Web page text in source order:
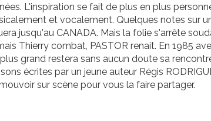
L'inspiration se fait de plus en plus
et vocalement. Quelques notes sur
jusqu'au CANADA. Mais la folie s'arrête
Thierry combat, PASTOR renait. En 1985
grand restera sans aucun doute sa
écrites par un jeune auteur Régis
sur scène pour vous la faire partager.